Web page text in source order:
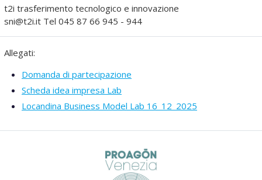
t2i trasferimento tecnologico e innovazione
sni@t2i.it Tel 045 87 66 945 - 944
Allegati:
Domanda di partecipazione
Scheda idea impresa Lab
Locandina Business Model Lab 16_12_2025